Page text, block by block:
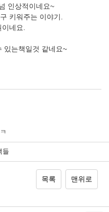
인상적이네요~
키워주는 이야기.
네요.
있는책일것 같네요~
들
목록 맨위로